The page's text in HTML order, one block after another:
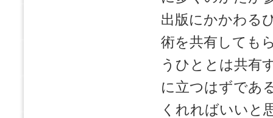
出版にかかわる
術を共有しても
うひととは共有
に立つはずであ
くれればいいと